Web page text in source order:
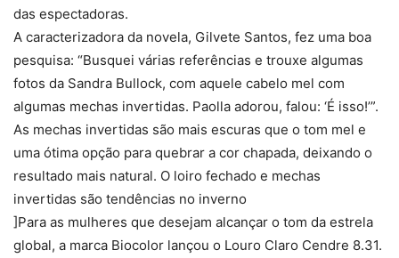
das espectadoras.
A caracterizadora da novela, Gilvete Santos, fez uma boa
pesquisa: “Busquei várias referências e trouxe algumas
fotos da Sandra Bullock, com aquele cabelo mel com
algumas mechas invertidas. Paolla adorou, falou: ‘É isso!’”.
As mechas invertidas são mais escuras que o tom mel e
uma ótima opção para quebrar a cor chapada, deixando o
resultado mais natural. O loiro fechado e mechas
invertidas são tendências no inverno
]Para as mulheres que desejam alcançar o tom da estrela
global, a marca Biocolor lançou o Louro Claro Cendre 8.31.